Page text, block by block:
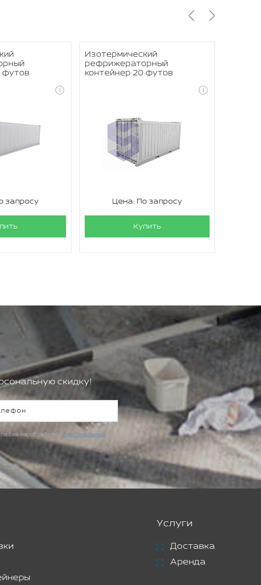
футов
запросу
Изотермический
рефрижераторный
контейнер 20 футов
Цена: По запросу
Купить
скидку!
на обработку персональных
Услуги
Доставка
Аренда